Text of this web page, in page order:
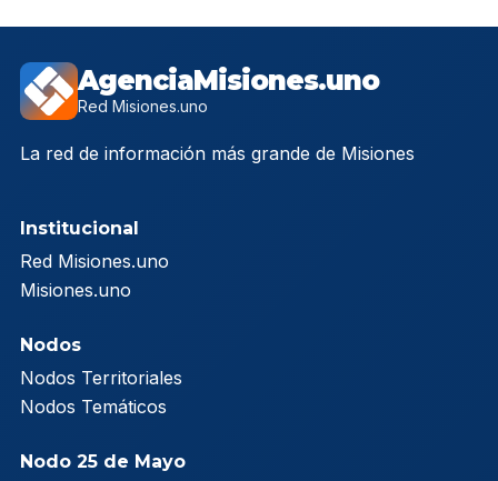
AgenciaMisiones.uno
Red Misiones.uno
La red de información más grande de Misiones
Institucional
Red Misiones.uno
Misiones.uno
Nodos
Nodos Territoriales
Nodos Temáticos
Nodo 25 de Mayo